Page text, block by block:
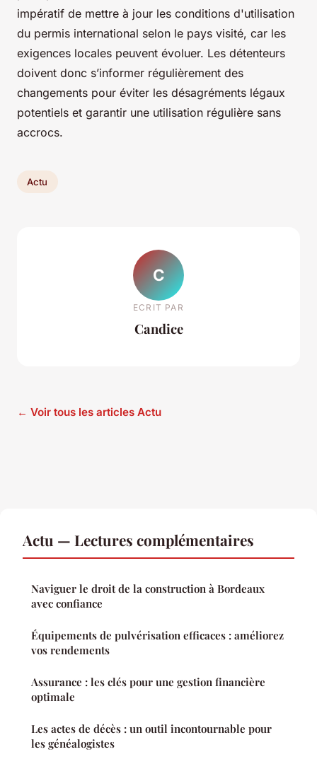
impératif de mettre à jour les conditions d'utilisation
du permis international selon le pays visité, car les
exigences locales peuvent évoluer. Les détenteurs
doivent donc s’informer régulièrement des
changements pour éviter les désagréments légaux
potentiels et garantir une utilisation régulière sans
accrocs.
Actu
C
ECRIT PAR
Candice
← Voir tous les articles Actu
Actu — Lectures complémentaires
Naviguer le droit de la construction à Bordeaux
avec confiance
Équipements de pulvérisation efficaces : améliorez
vos rendements
Assurance : les clés pour une gestion financière
optimale
Les actes de décès : un outil incontournable pour
les généalogistes